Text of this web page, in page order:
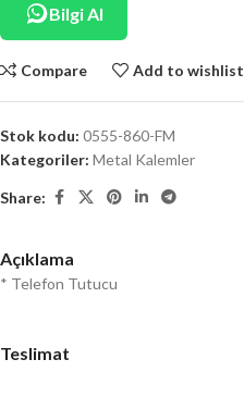
Bilgi Al
Compare Add to wishlist
Stok kodu: 0555-860-FM
Kategoriler: Metal Kalemler
Share:
Açıklama
* Telefon Tutucu
Teslimat